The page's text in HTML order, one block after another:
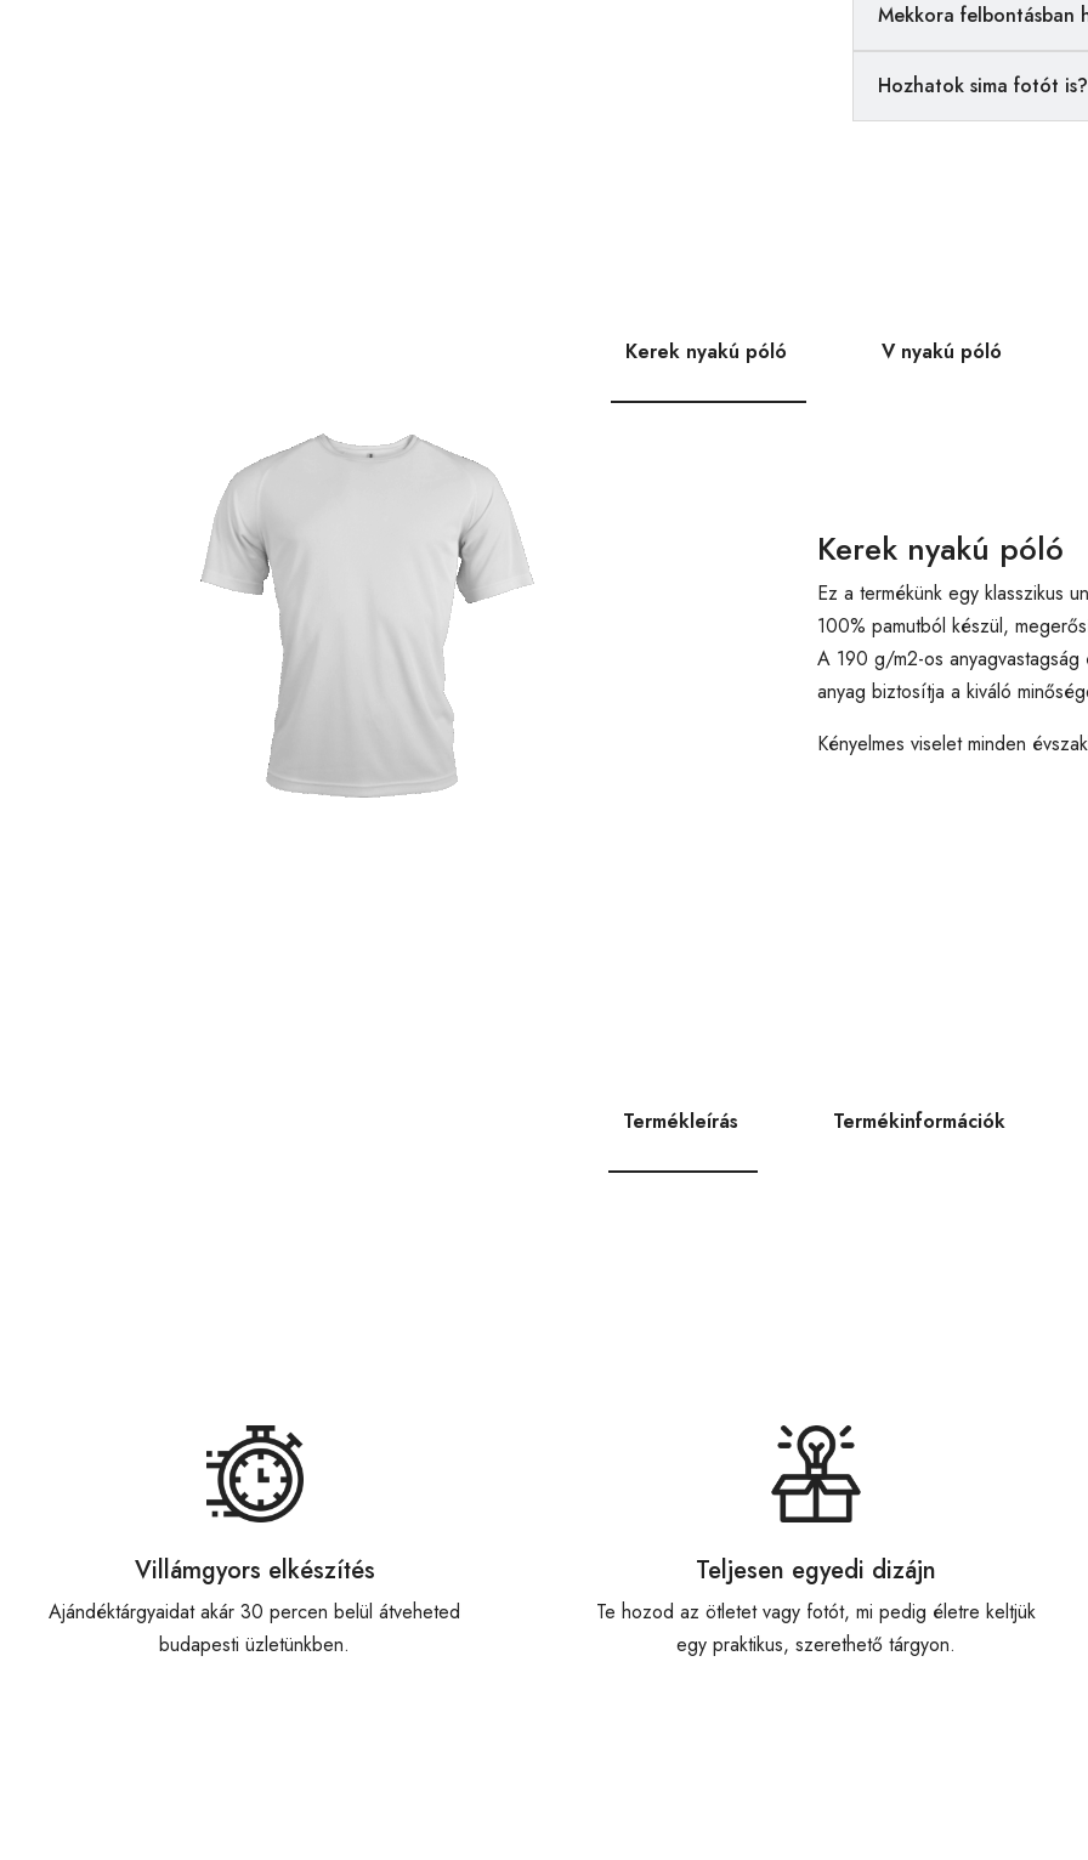
Mekkora felbontásban
Hozhatok sima fotót is?
Kerek nyakú póló V nyakú póló
Kerek nyakú póló
Ez a termékünk egy klasszikus
100% pamutból készül,
A 190 g/m2-os
anyag biztosítja a kiváló
Kényelmes viselet minden
Termékleírás Termékinformációk
Villámgyors elkészítés
Ajándéktárgyaidat akár 30 percen belül átveheted
budapesti üzletünkben.
Teljesen egyedi dizájn
Te hozod az ötletet vagy fotót, mi pedig életre keltjük
egy praktikus, szerethető tárgyon.